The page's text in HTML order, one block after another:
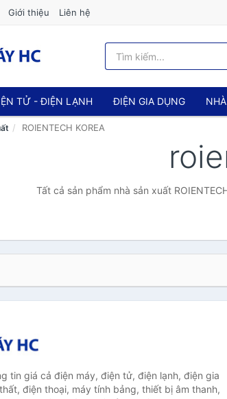
Giới thiệu Liên hệ
TỬ - ĐIỆN LẠNH ĐIỆN GIA DỤNG
ROIENTECH KOREA
Tất cả sản phẩm nhà sản xuất
tin giá cả điện máy, điện tử, điện lạnh, điện gia
điện thoại, máy tính bảng, thiết bị âm thanh,